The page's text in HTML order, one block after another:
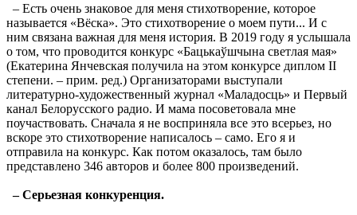
– Есть очень знаковое для меня стихотворение, которое
называется «Вёска». Это стихотворение о моем пути... И с
ним связана важная для меня история. В 2019 году я услышала
о том, что проводится конкурс «Бацькаўшчына светлая мая»
(Екатерина Янчевская получила на этом конкурсе диплом II
степени. – прим. ред.) Организаторами выступали
литературно-художественный журнал «Маладосць» и Первый
канал Белорусского радио. И мама посоветовала мне
поучаствовать. Сначала я не восприняла все это всерьез, но
вскоре это стихотворение написалось – само. Его я и
отправила на конкурс. Как потом оказалось, там было
представлено 346 авторов и более 800 произведений.
–Серьезная конкуренция.